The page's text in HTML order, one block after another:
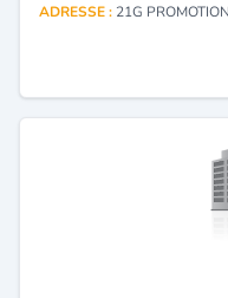
ADRESSE : 21G PROMOTION EL